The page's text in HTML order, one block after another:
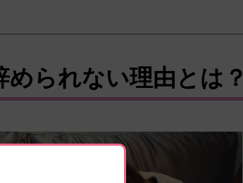
られない理由とは？